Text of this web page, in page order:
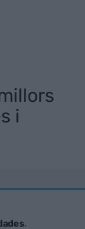
i
.